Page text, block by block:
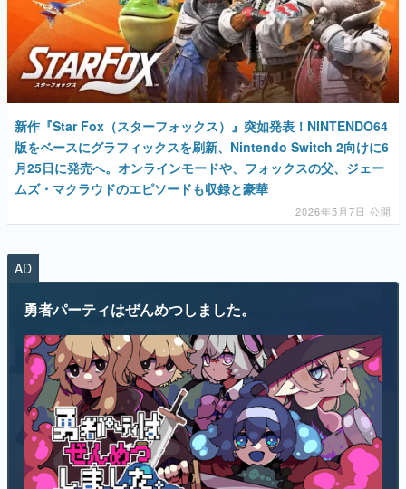
なんでゲームは面白い？
ゲーム開発者・hamatsu氏がゲームの魅力を画面や操作の
具体的な形から解き明かしていく、硬派で骨太な評論連載
です。
「経験値」「裏技」「ラスボス」… ゲームにまつわる言葉
の起源や用法の変遷を、コンピューター文化史研究家・タ
イニーP氏が徹底調査。
カテゴリ
マンガ
女性向け
アプリレビュー
その他
電ファミニコゲーマーとは？
運営：株式会社マレ
新作『Star Fox（スターフォックス）』突如発表！NINTENDO64
版をベースにグラフィックスを刷新、Nintendo Switch 2向けに6
月25日に発売へ。オンラインモードや、フォックスの父、ジェー
ムズ・マクラウドのエピソードも収録と豪華
2026年5月7日 公開
AD
勇者パーティはぜんめつしました。